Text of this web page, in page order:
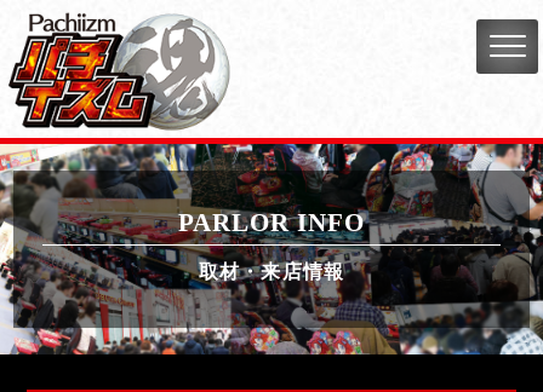
PARLOR INFO
取材・来店情報